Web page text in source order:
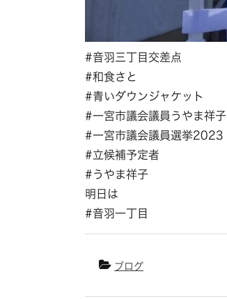
#音羽三丁目交差点
#和食さと
#青いダウンジャケット
#一宮市議会議員うやま祥子
#一宮市議会議員選挙2023
#立候補予定者
#うやま祥子
明日は
#音羽一丁目
ブログ